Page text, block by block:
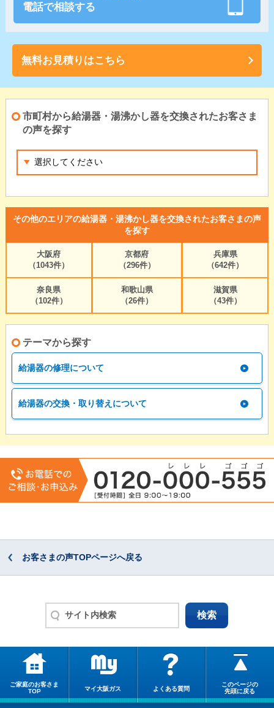
電話で相談する
無料お見積りはこちら
市町村から給湯器・湯沸かし器を交換されたお客さま
の声を探す
その他のエリアの給湯器・湯沸かし器を交換されたお客さまの声
を探す
大阪府
（1043件）
京都府
（296件）
兵庫県
（642件）
奈良県
（102件）
和歌山県
（26件）
滋賀県
（43件）
テーマから探す
給湯器の修理について
給湯器の交換・取り替えについて
お客さまの声TOPページへ戻る
ご家庭のお客さま
TOP
マイ大阪ガス よくある質問
このページの
先頭に戻る